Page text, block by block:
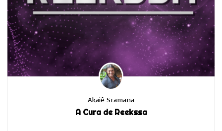
Akaiê Sramana
A Cura de Reekssa